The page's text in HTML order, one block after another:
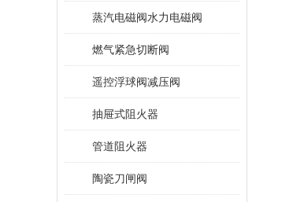
蒸汽电磁阀水力电磁阀
燃气紧急切断阀
遥控浮球阀减压阀
抽屉式阻火器
管道阻火器
陶瓷刀闸阀